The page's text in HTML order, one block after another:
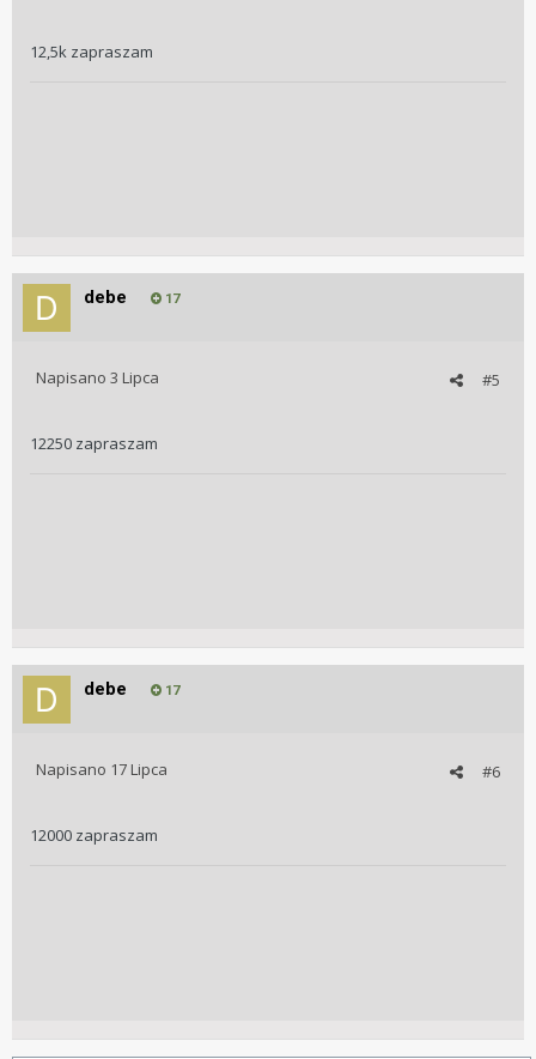
12,5k zapraszam
debe 17
#5
Napisano 3 Lipca
12250 zapraszam
debe 17
#6
Napisano 17 Lipca
12000 zapraszam